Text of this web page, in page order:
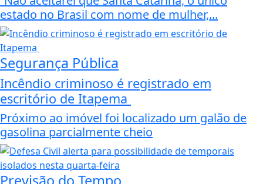
estado no Brasil com nome de mulher,...
Segurança Pública
Incêndio criminoso é registrado em
escritório de Itapema
Próximo ao imóvel foi localizado um galão de
gasolina parcialmente cheio